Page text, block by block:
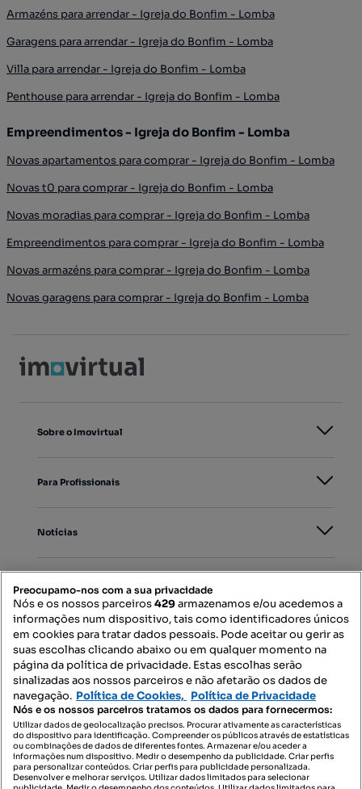
Armazéns para arrendar - Igreja do Bonfim - Lomba
Garagens para arrendar - Igreja do Bonfim - Lomba
Villa para arrendar - Igreja do Bonfim - Lomba
Penthouse para arrendar - Igreja do Bonfim - Lomba
Empreendimentos - Igreja do Bonfim - Lomba
Novas apartamentos para comprar - Igreja do Bonfim - Lomba
Novas t0 para comprar - Igreja do Bonfim - Lomba
Novas moradias para comprar - Igreja do Bonfim - Lomba
Empreendimentos para comprar - Igreja do Bonfim - Lomba
Novas armazéns para comprar - Igreja do Bonfim - Lomba
Novas garagens para comprar - Igreja do Bonfim - Lomba
Sobre o Imovirtual
Para Profissionais
Notícias
Mapa do Site
Contacte-nos
SIGA-NOS:
Preocupamo-nos com a sua privacidade
Nós e os nossos parceiros429armazenamos e/ou acedemos a
informações num dispositivo, tais como identificadores únicos
em cookies para tratar dados pessoais. Pode aceitar ou gerir as
suas escolhas clicando abaixo ou em qualquer momento na
página da política de privacidade. Estas escolhas serão
sinalizadas aos nossos parceiros e não afetarão os dados de
navegação. Política de Cookies, Política de Privacidade
Nós e os nossos parceiros tratamos os dados para fornecermos:
Utilizar dados de geolocalização precisos. Procurar ativamente as características
do dispositivo para identificação. Compreender os públicos através de estatísticas
ou combinações de dados de diferentes fontes. Armazenar e/ou aceder a
informações num dispositivo. Medir o desempenho da publicidade. Criar perfis
para personalizar conteúdos. Criar perfis para publicidade personalizada.
Desenvolver e melhorar serviços. Utilizar dados limitados para selecionar